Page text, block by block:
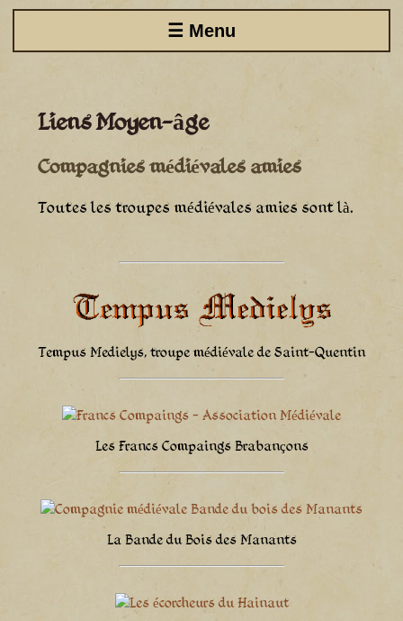
Liens Moyen-âge
Compagnies médiévales amies
Toutes les troupes médiévales amies sont là.
Tempus Medielys, troupe médiévale de Saint-Quentin
Les Francs Compaings Brabançons
La Bande du Bois des Manants
☰ Menu